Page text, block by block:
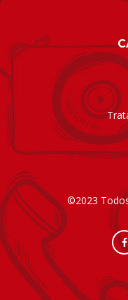
©2023